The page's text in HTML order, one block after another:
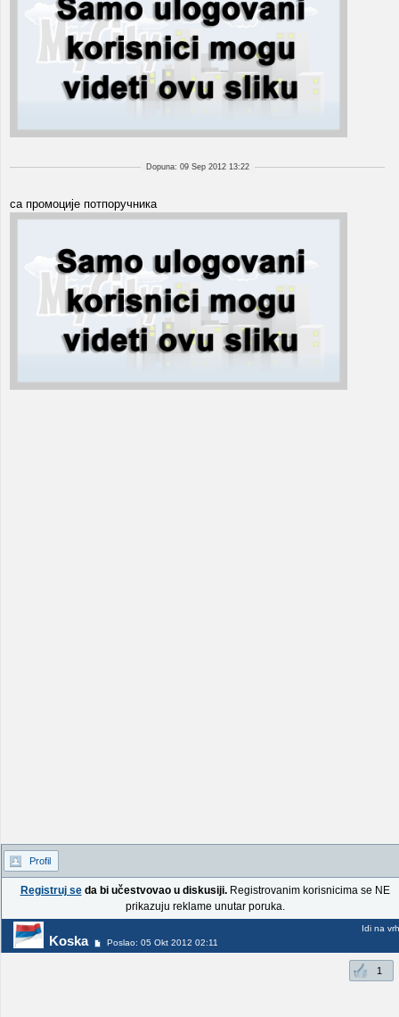
Dopuna: 09 Sep 2012 13:22
са промоције потпоручника
Profil
Registruj seda bi učestvovao u diskusiji.Registrovanim korisnicima se NE
prikazuju reklame unutar poruka.
Koska Poslao: 05 Okt 2012 02:11
Idi na vrh
1